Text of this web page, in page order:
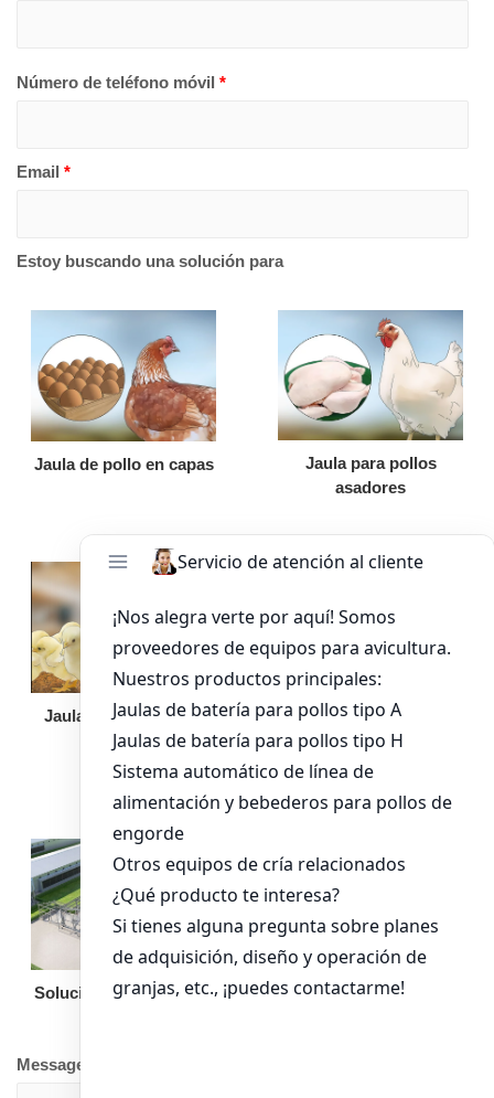
Número de teléfono móvil *
Email *
Estoy buscando una solución para
Jaula de pollo en capas
Jaula para pollos
asadores
Jaula de pollo pollita
Bandeja de
alimentación para
pollos de engorde
Solución llave en mano Otro equipo
Message